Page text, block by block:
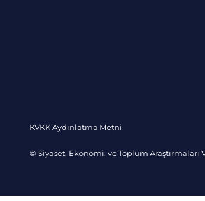
KVKK Aydınlatma Metni
© Siyaset, Ekonomi, ve Toplum Araştırmaları